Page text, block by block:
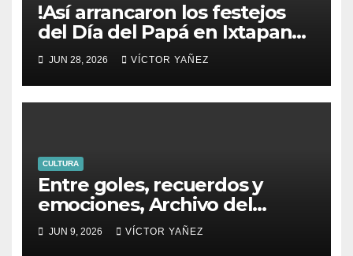
!Así arrancaron los festejos
del Día del Papá en Ixtapan
de la Sal!
JUN 28, 2026 VÍCTOR YAÑEZ
CULTURA
Entre goles, recuerdos y
emociones, Archivo del
PJEdomex inauguró
exposición
JUN 9, 2026 VÍCTOR YAÑEZ